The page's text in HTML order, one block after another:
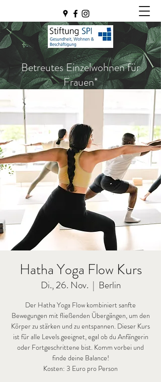
Betreutes Einzelwohnen für
Frauen*
Hatha Yoga Flow Kurs
Di., 26. Nov.
  |
Berlin
Der Hatha Yoga Flow kombiniert sanfte
Bewegungen mit fließenden Übergängen, um den
Körper zu stärken und zu entspannen. Dieser Kurs
ist für alle Levels geeignet, egal ob du Anfängerin
oder Fortgeschrittene bist. Komm vorbei und
finde deine Balance!
Kosten: 3 Euro pro Person